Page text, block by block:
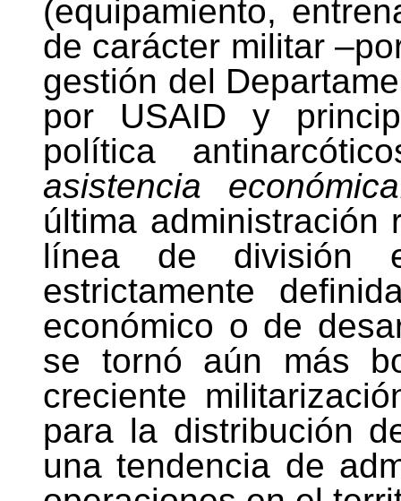
(equipamiento,
de carácter militar
gestión del
por USAID y
política
asistencia
última administración
línea de división
estrictamente
económico o de
se tornó aún más
creciente
para la distribución
una tendencia de